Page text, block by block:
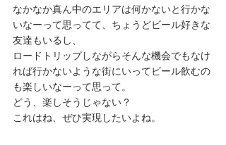
なかなか真ん中のエリアは何かないと行かな
いなーって思ってて、ちょうどビール好きな
友達もいるし、
ロードトリップしながらそんな機会でもなけ
れば行かないような街にいってビール飲むの
も楽しいなーって思って。
どう、楽しそうじゃない？
これはね、ぜひ実現したいよね。